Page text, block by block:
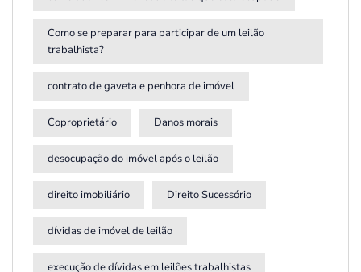
Como se preparar para participar de um leilão
trabalhista?
contrato de gaveta e penhora de imóvel
Coproprietário Danos morais
desocupação do imóvel após o leilão
direito imobiliário Direito Sucessório
dívidas de imóvel de leilão
execução de dívidas em leilões trabalhistas